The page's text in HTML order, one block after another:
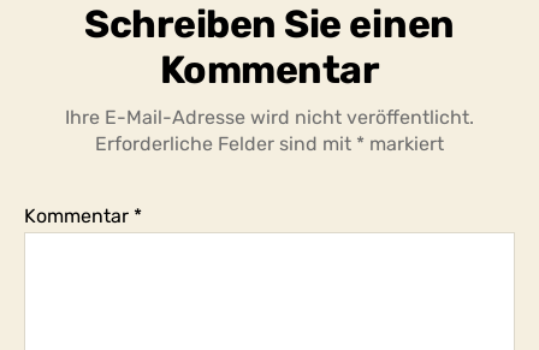
mehr
das,
weil
das
bisherige
in
Schreiben Sie einen
Kommentar
Ihre E-Mail-Adresse wird nicht veröffentlicht.
Erforderliche Felder sind mit * markiert
Kommentar *